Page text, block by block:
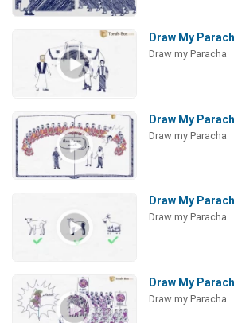
Draw My
Draw my Paracha
Draw My
Draw my Paracha
Draw My
Draw my Paracha
Draw My
Draw my Paracha